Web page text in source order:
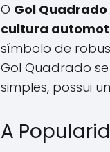
O Gol Quadrado
cultura
símbolo de
Gol Quadrado
simples, possui
A